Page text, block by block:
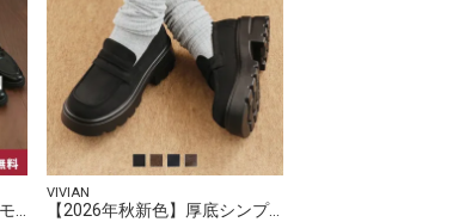
VIVIAN
【2026年秋新色】厚底シンプルコインローファー